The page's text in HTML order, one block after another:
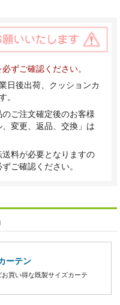
ずご確認ください。
日後出荷、クッションカ
。
ご注文確定後のお客様
変更、返品、交換」は
料が必要となりますの
ご確認ください。
ーテン
買い得な既製サイズカーテ